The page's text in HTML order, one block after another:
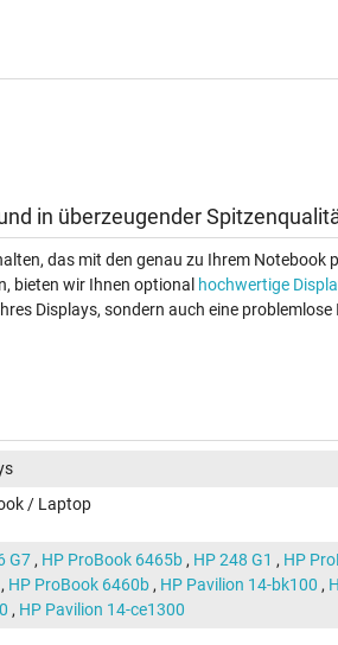
in überzeugender
das mit den genau zu Ihrem Notebook
bieten wir Ihnen optional hochwertige
Displays, sondern auch eine
/ Laptop
G7, HP ProBook 6465b, HP 248 G1 , HP
HP ProBook 6460b, HP Pavilion 14-bk100 ,
, HP Pavilion 14-ce1300